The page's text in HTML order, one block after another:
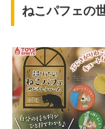
ねこパフェの